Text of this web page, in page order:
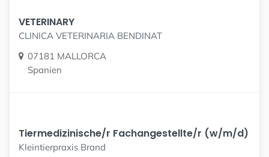
VETERINARY
CLINICA VETERINARIA BENDINAT
07181 MALLORCA
Spanien
Tiermedizinische/r Fachangestellte/r (w/m/d)
Kleintierpraxis Brand